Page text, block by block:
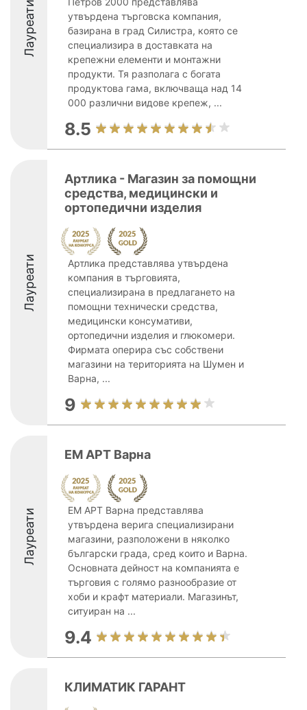
Лауреати
утвърдена търговска компания,
базирана в град Силистра, която се
специализира в доставката на
крепежни елементи и монтажни
продукти. Тя разполага с богата
продуктова гама, включваща над 14
000 различни видове крепеж, ...
8.5
Лауреати
Артлика - Магазин за помощни
средства, медицински и
ортопедични изделия
Артлика представлява утвърдена
компания в търговията,
специализирана в предлагането на
помощни технически средства,
медицински консумативи,
ортопедични изделия и глюкомери.
Фирмата оперира със собствени
магазини на територията на Шумен и
Варна, ...
9
Лауреати
ЕМ АРТ Варна
ЕМ АРТ Варна представлява
утвърдена верига специализирани
магазини, разположени в няколко
български града, сред които и Варна.
Основната дейност на компанията е
търговия с голямо разнообразие от
хоби и крафт материали. Магазинът,
ситуиран на ...
9.4
КЛИМАТИК ГАРАНТ